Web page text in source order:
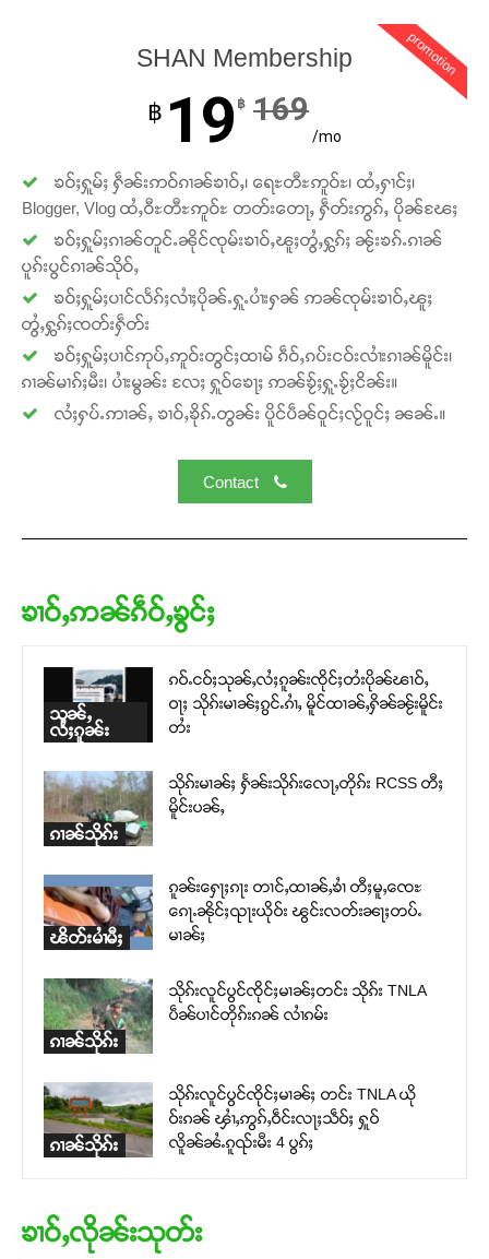
တ်ႇ တူဝ်ႈလုမ်ႈၾႃႉၼၼ်ႉ ၶဝ်ႈႁူမ်ႈၵမ်ႉထႅမ် ၸုမ်းၶၢ
ဝ်ႇၽူႈတွႆႇႁွၵ်ႈ လႆႈယူႇၶႃႈဢေႃႈ။
Donate Now
promotion
SHAN Membership
฿ 19 ฿ 169
/mo
ၶဝ်ႈႁူမ်ႈ ႁဵၼ်းဢဝ်ၵၢၼ်ၶၢဝ်ႇ၊ ရေႊတီႊဢူဝ်ႊ၊ ထႆႇႁၢင်ႈ၊
Blogger, Vlog ထႆႇဝီႊတီႊဢူဝ်ႊ တတ်းတေႃႇ ႁဵတ်းဢွၵ်ႇ ပိုၼ်ၽႄႈ
ၶဝ်ႈႁူမ်ႈၵၢၼ်တူင်ႉၼိုင်ၸုမ်းၶၢဝ်ႇၽူႈတွႆႇႁွၵ်ႈ ၼႂ်းၶၵ်ႉၵၢၼ်
ပူၵ်းပွင်ၵၢၼ်သိုဝ်ႇ
ၶဝ်ႈႁူမ်ႈပၢင်လႅၵ်ႈလၢႆႈပိုၼ်ႉႁူႉပၢႆးႁၼ် ဢၼ်ၸုမ်းၶၢဝ်ႇၽူႈ
တွႆႇႁွၵ်ႈၸတ်းႁဵတ်း
ၶဝ်ႈႁူမ်ႈပၢင်ဢုပ်ႇဢူဝ်းတွင်ႈထၢမ် ၵဵဝ်ႇၵပ်းငဝ်းလၢႆးၵၢၼ်မိူင်း၊
ၵၢၼ်မၢၵ်ႈမီး၊ ပၢႆးမွၼ်း လႄႈ ႁူဝ်ၶေႃႈ ဢၼ်ၶႂ်ႈႁူႉၶႂ်ႈငိၼ်း။
လႆႈႁပ်ႉဢၢၼ်ႇ ၶၢဝ်ႇၶိုၵ်ႉတွၼ်း ပိူင်ပဵၼ်ဝူင်ႈလႂ်ဝူင်ႈ ၼၼ်ႉ။
Contact
ၶၢဝ်ႇဢၼ်ၵဵဝ်ႇၶွင်ႈ
သုၼ်ႇ
လႆႈၵူၼ်း
ၵဝ်ႉငဝ်ႈသုၼ်ႇလႆႈၵူၼ်းၸိုင်ႈတႆးပိုၼ်ၽၢဝ်ႇ
ဝႃႈ သိုၵ်းမၢၼ်ႈၵွင်ႉၵၢႆႇ မိူင်ထၢၼ်ႇႁိၼ်ၼႂ်းမိူင်း
တႆး
ၵၢၼ်သိုၵ်း
သိုၵ်းမၢၼ်ႈ ႁႅၼ်းသိုၵ်းလေႃႇတိုၵ်း RCSS တီႈ
မိူင်းပၼ်ႇ
ၽိတ်းမၢႆမီႈ
ၵူၼ်းႁေႃႈၵႃး တၢင်ႇထၢၼ်ႇၶၢႆ တီႈမူႇၸေႊ
ၵေႃႉၼိုင်ႈၺႃးယိုဝ်း ၽွင်းလတ်းၼႃႈတပ်ႉ
မၢၼ်ႈ
ၵၢၼ်သိုၵ်း
သိုၵ်းလူင်ပွင်ၸိုင်ႈမၢၼ်ႈတင်း သိုၵ်း TNLA
ပဵၼ်ပၢင်တိုၵ်းၵၼ် လၢႆၵမ်း
ၵၢၼ်သိုၵ်း
သိုၵ်းလူင်ပွင်ၸိုင်ႈမၢၼ်ႈ တင်း TNLA ယို
ဝ်းၵၼ် ၾၢႆႇဢွၵ်ႇဝဵင်းလႃႈသဵဝ်ႈ ႁူဝ်
လိူၼ်ၼႆႉၵူၺ်းမီး 4 ပွၵ်ႈ
ၶၢဝ်ႇလိုၼ်းသုတ်း